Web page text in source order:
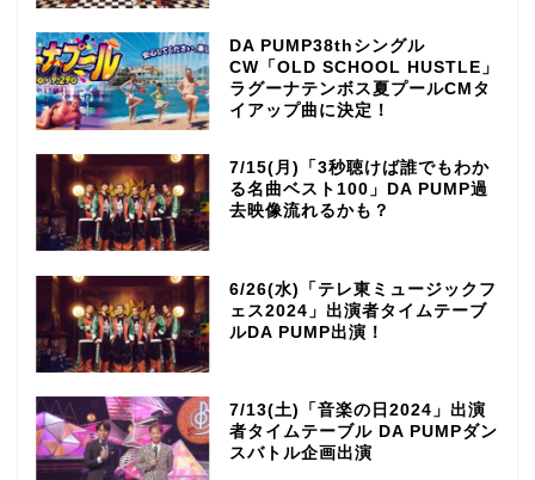
DA PUMP38thシングル
CW「OLD SCHOOL HUSTLE」
ラグーナテンボス夏プールCMタ
イアップ曲に決定！
7/15(月)「3秒聴けば誰でもわか
る名曲ベスト100」DA PUMP過
去映像流れるかも？
6/26(水)「テレ東ミュージックフ
ェス2024」出演者タイムテーブ
ルDA PUMP出演！
7/13(土)「音楽の日2024」出演
者タイムテーブル DA PUMPダン
スバトル企画出演